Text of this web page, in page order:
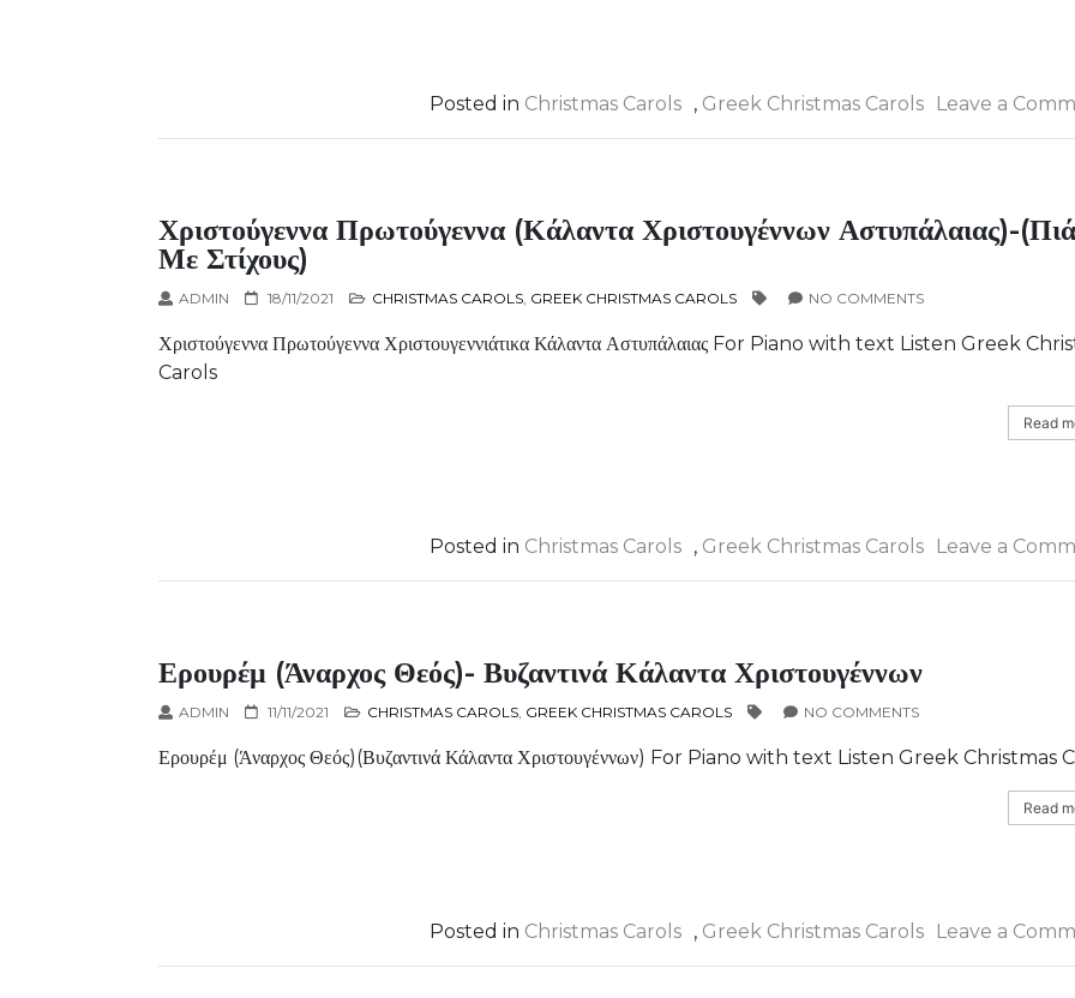
Posted in Christmas Carols , Greek Christmas Carols Leave a
Χριστούγεννα Πρωτούγεννα (Κάλαντα Χριστουγέννων Αστυπάλαιας)-
Με Στίχους)
ADMIN 18/11/2021 CHRISTMAS CAROLS, GREEK CHRISTMAS CAROLS NO COMMENTS
Χριστούγεννα Πρωτούγεννα Χριστουγεννιάτικα Κάλαντα Αστυπάλαιας For Piano with text Listen Greek
Carols
Read
Posted in Christmas Carols , Greek Christmas Carols Leave a
Ερουρέμ (Άναρχος Θεός)- Βυζαντινά Κάλαντα Χριστουγέννων
ADMIN 11/11/2021 CHRISTMAS CAROLS, GREEK CHRISTMAS CAROLS NO COMMENTS
Ερουρέμ (Άναρχος Θεός)(Βυζαντινά Κάλαντα Χριστουγέννων) For Piano with text Listen Greek Christmas
Read
Posted in Christmas Carols , Greek Christmas Carols Leave a